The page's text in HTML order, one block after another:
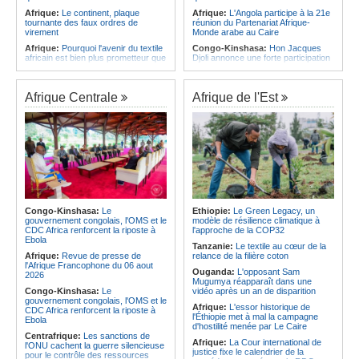
Afrique: Le continent, plaque
tournante des faux ordres de
virement
Afrique: Pourquoi l'avenir du textile
africain est bien plus prometteur que
Afrique:Les Africains en première
ligne face à la crise de la biodiversité
Afrique:L'essor historique de
l'Éthiopie met à mal la campagne
d'hostilité menée par Le Caire
Afrique:La Cour international de
justice fixe le calendrier de la
procédure engagée par la RDC
contre le Rwanda
Afrique:Visite du Président de la
République et de la Première Dame
à Yamoussoukro
Afrique:Le Forum de
l'entrepreneuriat de Sept Afrique se
veut une plateforme de mobilisation
des investissements
Afrique: L'Angola participe à la 21e
réunion du Partenariat Afrique-
Monde arabe au Caire
Congo-Kinshasa: Hon Jacques
Djoli annonce une forte participation
Angola:Le paiement échelonné
des services touristiques démarre
ce jeudi
Angola:Jiu-jitsu - Le pays
décroche une troisième médaille à
Abou Dabi
Afrique:Ju-Jitsu - La délégation
angolaise reçue par l'ambassadeur
d'Angola aux Émirats arabes unis
Angola:Une expédition automobile
favorise le tourisme à Humpata
Angola:La WAS-AC souhaite
collaborer avec le pays pour
stimuler l'aquaculture
Afrique Centrale
Congo-Kinshasa: Le
gouvernement congolais, l'OMS et le
CDC Africa renforcent la riposte à
Ebola
Afrique: Revue de presse de
l'Afrique Francophone du 06 aout
2026
Congo-Kinshasa: Le
gouvernement congolais, l'OMS et le
CDC Africa renforcent la riposte à
Ebola
Centrafrique: Les sanctions de
l'ONU cachent la guerre silencieuse
pour le contrôle des ressources
Afrique de l'Est
Ethiopie: Le Green Legacy, un
modèle de résilience climatique à
l'approche de la COP32
Tanzanie: Le textile au cœur de la
relance de la filière coton
Ouganda: L'opposant Sam
Mugumya réapparaît dans une
vidéo après un an de disparition
Afrique: L'essor historique de
l'Éthiopie met à mal la campagne
d'hostilité menée par Le Caire
Afrique: La Cour international de
justice fixe le calendrier de la